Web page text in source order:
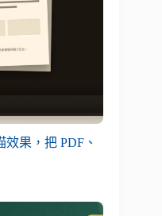
效果，把 PDF、